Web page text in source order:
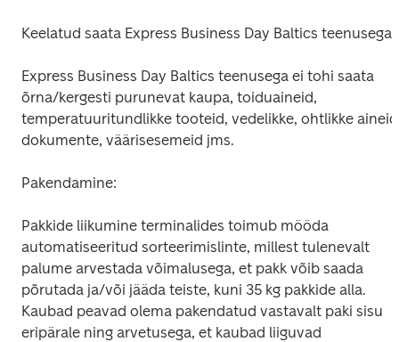
Keelatud saata Express Business Day Baltics teenusega:
Express Business Day Baltics teenusega ei tohi saata
õrna/kergesti purunevat kaupa, toiduaineid,
temperatuuritundlikke tooteid, vedelikke, ohtlikke
dokumente, väärisesemeid jms.
Pakendamine:
Pakkide liikumine terminalides toimub mööda
automatiseeritud sorteerimislinte, millest tulenevalt
palume arvestada võimalusega, et pakk võib saada
põrutada ja/või jääda teiste, kuni 35 kg pakkide alla.
Kaubad peavad olema pakendatud vastavalt paki sisu
eripärale ning arvetusega, et kaubad liiguvad